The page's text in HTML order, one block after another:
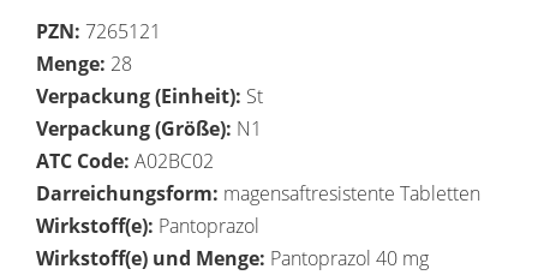
PZN: 7265121
Menge: 28
Verpackung (Einheit): St
Verpackung (Größe): N1
ATC Code: A02BC02
Darreichungsform: magensaftresistente Tabletten
Wirkstoff(e): Pantoprazol
Wirkstoff(e) und Menge: Pantoprazol 40 mg